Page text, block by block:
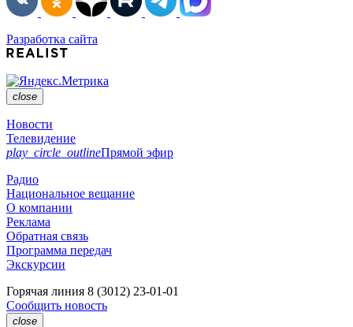
Разработка сайта
close
Новости
Телевидение
play_circle_outlineПрямой эфир
Радио
Национальное вещание
О компании
Реклама
Обратная связь
Программа передач
Экскурсии
Горячая линия 8 (3012) 23-01-01
Сообщить новость
close